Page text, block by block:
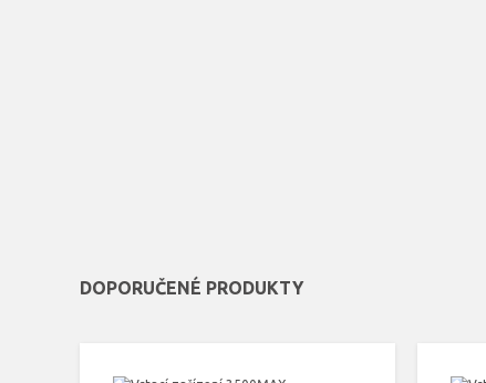
DOPORUČENÉ PRODUKTY